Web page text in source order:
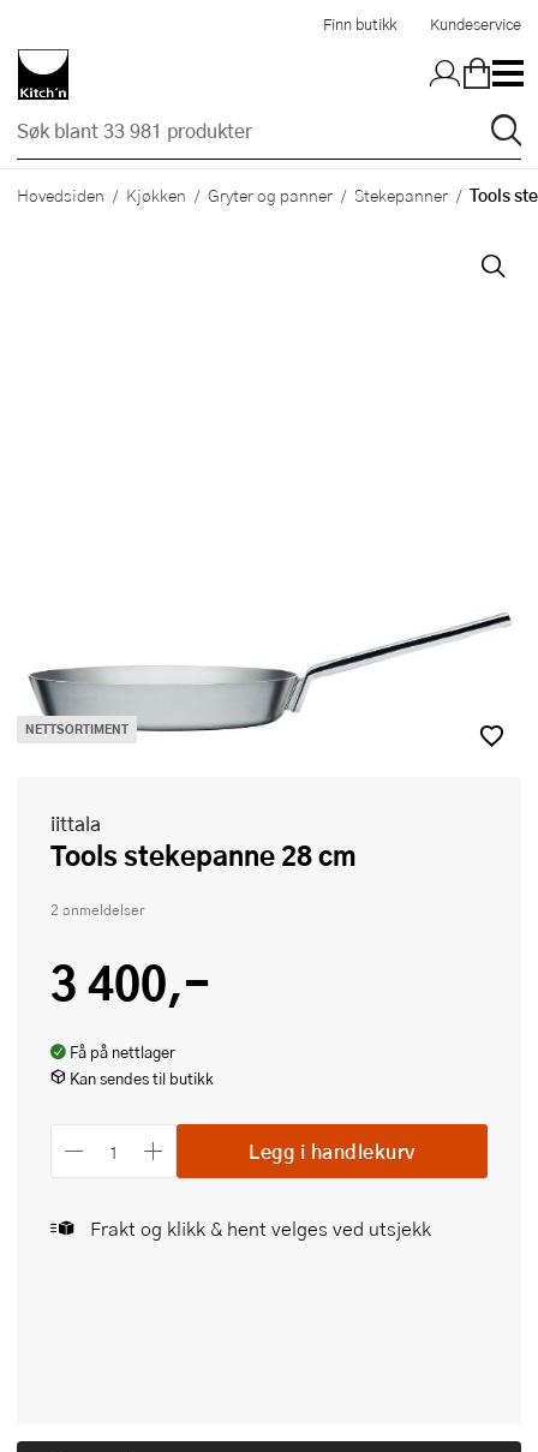
Finn butikk Kundeservice
Hovedsiden Kjøkken Gryter og panner Stekepanner Tools
NETTSORTIMENT
iittala
Tools stekepanne 28 cm
2 anmeldelser
3 400,-
Få på nettlager
Kan sendes til butikk
Legg i handlekurv
Frakt og klikk & hent velges ved utsjekk